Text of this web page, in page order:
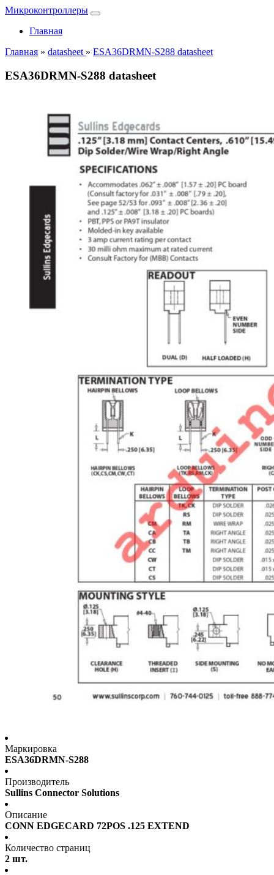
Микроконтроллеры
Главная
Главная » datasheet » ESA36DRMN-S288 datasheet
ESA36DRMN-S288 datasheet
Маркировка
ESA36DRMN-S288
Производитель
Sullins Connector Solutions
Описание
CONN EDGECARD 72POS .125 EXTEND
Количество страниц
2 шт.